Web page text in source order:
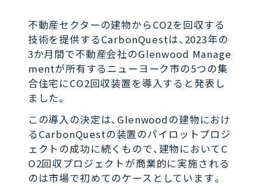
不動産セクターの建物からCO2を回収する
技術を提供するCarbonQuestは、2023年の
3か月間で不動産会社のGlenwood Manage
mentが所有するニューヨーク市の5つの集
合住宅にCO2回収装置を導入すると発表し
ました。
この導入の決定は、Glenwoodの建物におけ
るCarbonQuestの装置のパイロットプロジ
ェクトの成功に続くもので、建物においてC
O2回収プロジェクトが商業的に実施される
のは市場で初めてのケースとしています。